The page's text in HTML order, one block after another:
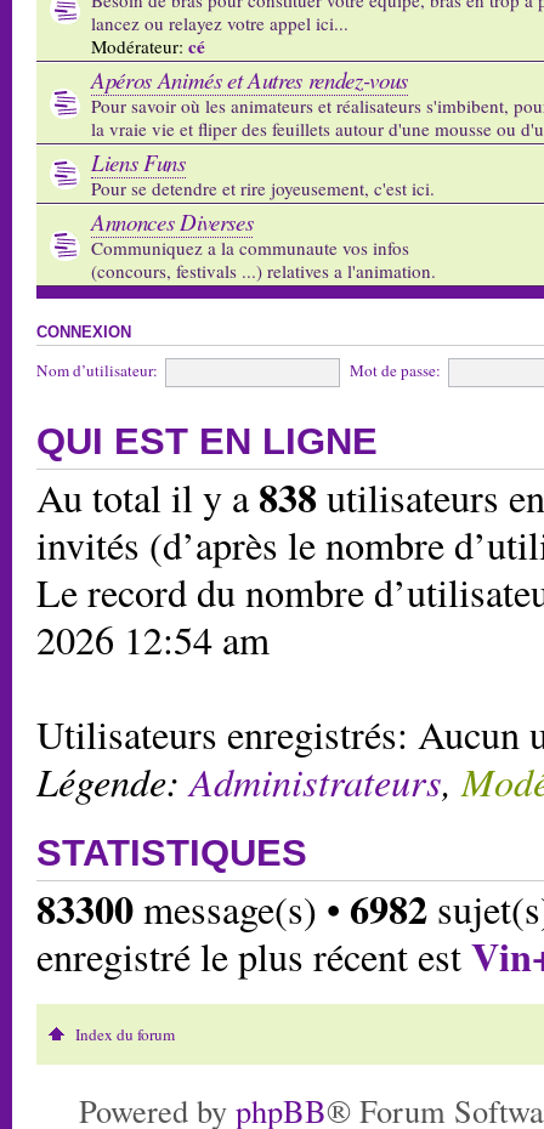
lancez ou relayez votre appel ici...
Modérateur: cé
Apéros Animés et Autres rendez-vous
Pour savoir où les animateurs et réalisateurs s'imbibent,
la vraie vie et fliper des feuillets autour d'une mousse ou
Liens Funs
Pour se detendre et rire joyeusement, c'est ici.
Annonces Diverses
Communiquez a la communaute vos infos
(concours, festivals ...) relatives a l'animation.
CONNEXION
Nom d’utilisateur: Mot de passe:
QUI EST EN LIGNE
Au total il y a838utilisateurs
invités (d’après le nombre
Le record du nombre
2026 12:54 am
Utilisateurs enregistrés: Aucun
Légende:Administrateurs,
STATISTIQUES
83300message(s) • 6982
enregistré le plus récent est
Index du forum
Powered by phpBB® Forum